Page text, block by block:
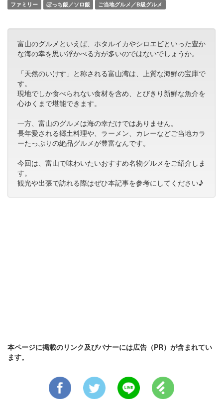
ファミリー
ぼっち飯／ソロ飯 ご当地グルメ／B級グルメ
富山のグルメといえば、ホタルイカやシロエビといった豊か
な海の幸を思い浮かべる方が多いのではないでしょうか。
「天然のいけす」と称される富山湾は、上質な海鮮の宝庫で
す。
現地でしか食べられない食材を含め、とびきり新鮮な魚介を
心ゆくまで堪能できます。
一方、富山のグルメは海の幸だけではありません。
長年愛される郷土料理や、ラーメン、カレーなどご当地カラ
ーたっぷりの絶品グルメが豊富なんです。
今回は、富山で味わいたいおすすめ名物グルメをご紹介しま
す。
観光や出張で訪れる際はぜひ本記事を参考にしてください♪
本ページに掲載のリンク及びバナーには広告（PR）が含まれてい
ます。